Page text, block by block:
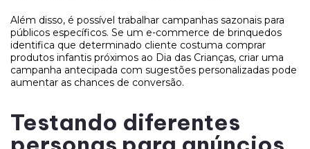
Além disso, é possível trabalhar campanhas sazonais para
públicos específicos. Se um e-commerce de brinquedos
identifica que determinado cliente costuma comprar
produtos infantis próximos ao Dia das Crianças, criar uma
campanha antecipada com sugestões personalizadas pode
aumentar as chances de conversão.
Testando diferentes